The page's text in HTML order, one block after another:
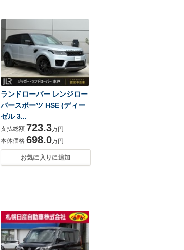
ランドローバー レンジロー
バースポーツ HSE (ディー
ゼル 3...
支払総額 723.3万円
本体価格 698.0万円
お気に入りに追加